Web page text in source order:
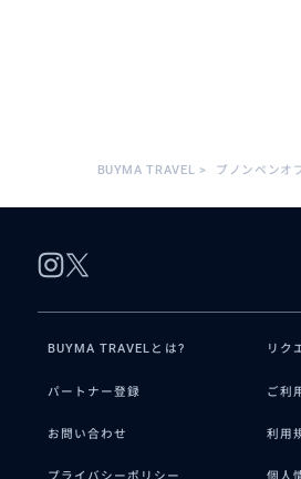
BUYMA TRAVEL > プノンペンオ
BUYMA TRAVELとは? リク
パートナー登録 ご利
お問い合わせ 利用